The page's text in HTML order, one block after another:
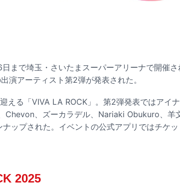
まで埼玉・さいたまスーパーアリーナで開催
演アーティスト第2弾が発表された。
える「VIVA LA ROCK」。第2弾発表ではアイ
Chevon、ズーカラデル、Nariaki Obukuro、羊
ップされた。イベントの公式アプリではチケ
2025